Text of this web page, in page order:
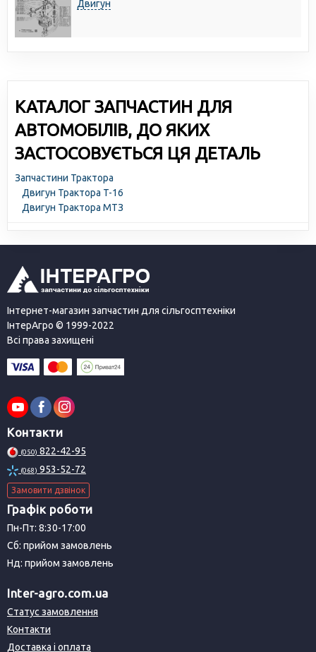
Двигун
КАТАЛОГ ЗАПЧАСТИН ДЛЯ
АВТОМОБІЛІВ, ДО ЯКИХ
ЗАСТОСОВУЄТЬСЯ ЦЯ ДЕТАЛЬ
Запчастини Трактора
Двигун Трактора T-16
Двигун Трактора МТЗ
Інтернет-магазин запчастин для сільгосптехніки
ІнтерАгро © 1999-2022
Всі права захищені
Контакти
(050) 822-42-95
(068) 953-52-72
Замовити дзвінок
Графік роботи
Пн-Пт: 8:30-17:00
Сб: прийом замовлень
Нд: прийом замовлень
Inter-agro.com.ua
Статус замовлення
Контакти
Доставка і оплата